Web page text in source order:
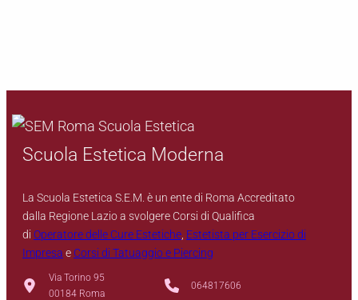
Scuola Estetica Moderna
La Scuola Estetica S.E.M. è un ente di Roma Accreditato
dalla Regione Lazio a svolgere Corsi di Qualifica
di Operatore delle Cure Estetiche Estetista per Esercizio di
Impresa e Corsi di Tatuaggio e Piercing
Via Torino 95
00184 Roma
064817606